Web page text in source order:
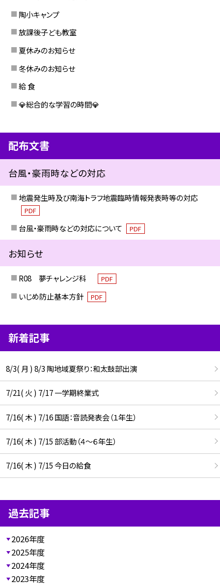
陶小キャンプ
放課後子ども教室
夏休みのお知らせ
冬休みのお知らせ
給 食
💎総合的な学習の時間💎
配布文書
台風・豪雨時などの対応
地震発生時及び南海トラフ地震臨時情報発表時等の対応
PDF
台風・豪雨時などの対応について PDF
お知らせ
R08 夢チャレンジ科 PDF
いじめ防止基本方針 PDF
新着記事
8/3( 月 ) 8/3 陶地域夏祭り：和太鼓部出演
7/21( 火 ) 7/17 一学期終業式
7/16( 木 ) 7/16 国語：音読発表会（１年生）
7/16( 木 ) 7/15 部活動（４～６年生）
7/16( 木 ) 7/15 今日の給食
過去記事
2026年度
2025年度
2024年度
2023年度